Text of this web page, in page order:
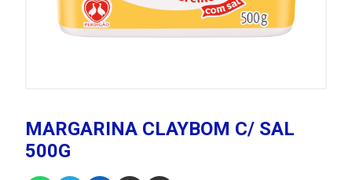
MARGARINA CLAYBOM C/ SAL
500G